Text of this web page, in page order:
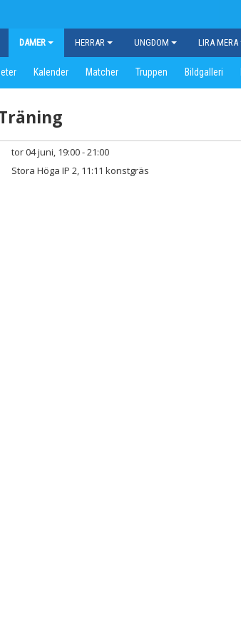
DAMER HERRAR UNGDOM LIRA MERA
Kalender Matcher Truppen Bildgalleri
tor 04 juni, 19:00 - 21:00
Stora Höga IP 2, 11:11 konstgräs